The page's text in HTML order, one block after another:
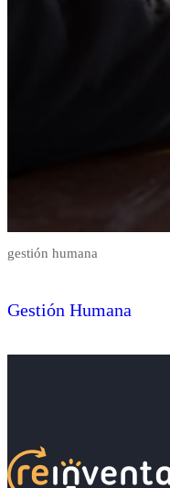
gestión humana
Gestión Humana